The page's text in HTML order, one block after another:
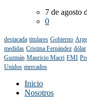
7 de agosto
0
destacada titulares Gobierno
medidas Cristina Fernández dólar
Guzmán Mauricio Macri FMI
Unidos mercados
Inicio
Nosotros